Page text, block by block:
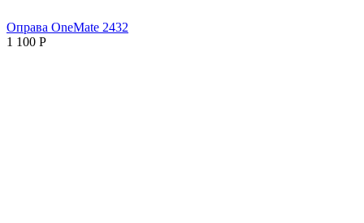
Оправа OneMate 2432
1 100 Р